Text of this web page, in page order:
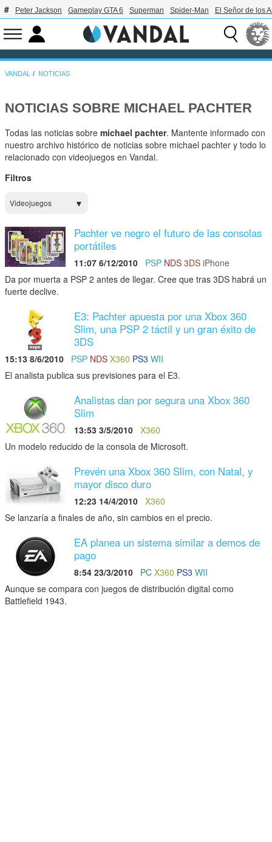
Peter Jackson Gameplay GTA 6 Superman Spider-Man El Señor de los
VANDAL NOTICIAS
NOTICIAS SOBRE MICHAEL PACHTER
Todas las noticias sobremichael pachter. Mantente informado con
nuestro archivo histórico de noticias sobre michael pachter y todo lo
relacionado con videojuegos en Vandal.
Filtros
Videojuegos
Pachter ve negro el futuro de las consolas
portátiles
11:07 6/12/2010 PSP NDS 3DS iPhone
Da por muerta a PSP 2 antes de llegar. Cree que tras 3DS habrá un
fuerte declive.
E3: Pachter apuesta por una Xbox 360
Slim, una PSP 2 táctil y un gran éxito de
3DS
15:13 8/6/2010 PSP NDS X360 PS3 WII
El analista publica sus previsiones para el E3.
Analistas dan por segura una Xbox 360
Slim
13:53 3/5/2010
X360
Un modelo reducido de la consola de Microsoft.
Prevén una Xbox 360 Slim, con Natal, y
mayor disco duro
12:23 14/4/2010
X360
Se lanzaría a finales de año, sin cambios en el precio.
EA planea un sistema similar a demos de
pago
8:54 23/3/2010 PC X360 PS3 WII
Aunque se compara con juegos de distribución digital como
Battlefield 1943.